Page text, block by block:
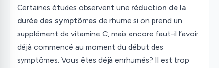
Certaines études observent une réduction de la
durée des symptômes de rhume si on prend un
supplément de vitamine C, mais encore faut-il l’avoir
déjà commencé au moment du début des
symptômes. Vous êtes déjà enrhumés? Il est trop